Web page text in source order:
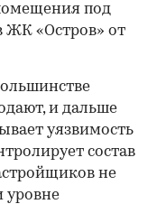
под
ЖК «Остров» от
и дальше
уязвимость
состав
не
уровне